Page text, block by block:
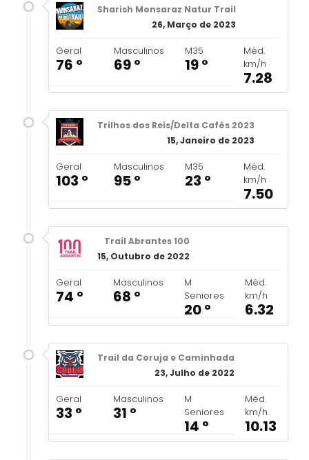
Sharish Monsaraz Natur Trail
26, Março de 2023
Geral
76 º
Masculinos
69 º
M35
19 º
Méd.
km/h
7.28
Trilhos dos Reis/Delta Cafés 2023
15, Janeiro de 2023
Geral
103 º
Masculinos
95 º
M35
23 º
Méd.
km/h
7.50
Trail Abrantes 100
15, Outubro de 2022
Geral
74 º
Masculinos
68 º
M
Seniores
20 º
Méd.
km/h
6.32
Trail da Coruja e Caminhada
23, Julho de 2022
Geral
33 º
Masculinos
31 º
M
Seniores
14 º
Méd.
km/h
10.13